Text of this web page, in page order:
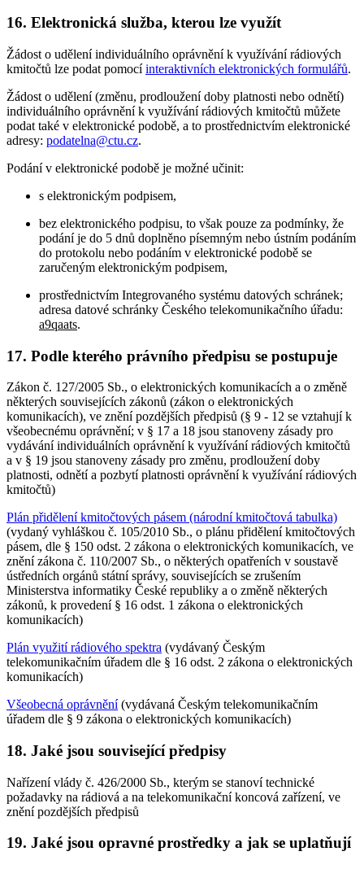
16. Elektronická služba, kterou lze využít
Žádost o udělení individuálního oprávnění k využívání rádiových
kmitočtů lze podat pomocíinteraktivních elektronických formulářů.
Žádost o udělení (změnu, prodloužení doby platnosti nebo odnětí)
individuálního oprávnění k využívání rádiových kmitočtů můžete
podat také v elektronické podobě, a to prostřednictvím elektronické
adresy: podatelna@ctu.cz.
Podání v elektronické podobě je možné učinit:
s elektronickým podpisem,
bez elektronického podpisu, to však pouze za podmínky, že
podání je do 5 dnů doplněno písemným nebo ústním podáním
do protokolu nebo podáním v elektronické podobě se
zaručeným elektronickým podpisem,
prostřednictvím Integrovaného systému datových schránek;
adresa datové schránky Českého telekomunikačního úřadu:
a9qaats.
17. Podle kterého právního předpisu se postupuje
Zákon č. 127/2005 Sb., o elektronických komunikacích a o změně
některých souvisejících zákonů (zákon o elektronických
komunikacích), ve znění pozdějších předpisů (§ 9 - 12 se vztahují k
všeobecnému oprávnění; v § 17 a 18 jsou stanoveny zásady pro
vydávání individuálních oprávnění k využívání rádiových kmitočtů
a v § 19 jsou stanoveny zásady pro změnu, prodloužení doby
platnosti, odnětí a pozbytí platnosti oprávnění k využívání rádiových
kmitočtů)
Plán přidělení kmitočtových pásem (národní kmitočtová tabulka)
(vydaný vyhláškou č. 105/2010 Sb., o plánu přidělení kmitočtových
pásem, dle § 150 odst. 2 zákona o elektronických komunikacích, ve
znění zákona č. 110/2007 Sb., o některých opatřeních v soustavě
ústředních orgánů státní správy, souvisejících se zrušením
Ministerstva informatiky České republiky a o změně některých
zákonů, k provedení § 16 odst. 1 zákona o elektronických
komunikacích)
Plán využití rádiového spektra (vydávaný Českým
telekomunikačním úřadem dle § 16 odst. 2 zákona o elektronických
komunikacích)
Všeobecná oprávnění(vydávaná Českým telekomunikačním
úřadem dle § 9 zákona o elektronických komunikacích)
18. Jaké jsou související předpisy
Nařízení vlády č. 426/2000 Sb., kterým se stanoví technické
požadavky na rádiová a na telekomunikační koncová zařízení, ve
znění pozdějších předpisů
19. Jaké jsou opravné prostředky a jak se uplatňují